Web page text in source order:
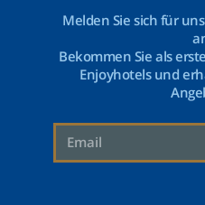
Melden Sie sich für
Bekommen Sie als
Enjoyhotels und